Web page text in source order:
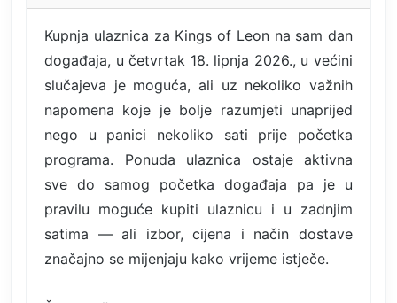
Kupnja ulaznica za Kings of Leon na sam dan
događaja, u četvrtak 18. lipnja 2026., u većini
slučajeva je moguća, ali uz nekoliko važnih
napomena koje je bolje razumjeti unaprijed
nego u panici nekoliko sati prije početka
programa. Ponuda ulaznica ostaje aktivna
sve do samog početka događaja pa je u
pravilu moguće kupiti ulaznicu i u zadnjim
satima — ali izbor, cijena i način dostave
značajno se mijenjaju kako vrijeme istječe.